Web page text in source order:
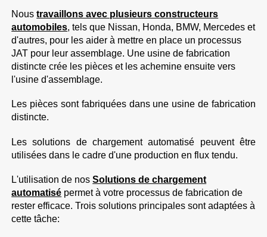
Nous travaillons avec plusieurs constructeurs
automobiles, tels que Nissan, Honda, BMW, Mercedes et
d'autres, pour les aider à mettre en place un processus
JAT pour leur assemblage. Une usine de fabrication
distincte crée les pièces et les achemine ensuite vers
l'usine d'assemblage.
Les pièces sont fabriquées dans une usine de fabrication
distincte.
Les solutions de chargement automatisé peuvent être
utilisées dans le cadre d'une production en flux tendu.
L'utilisation de nosSolutions de chargement
automatisé permet à votre processus de fabrication de
rester efficace. Trois solutions principales sont adaptées à
cette tâche: